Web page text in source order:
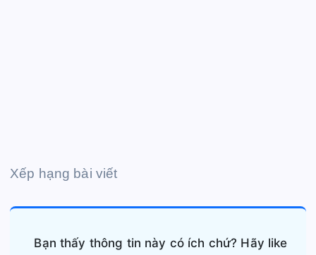
Xếp hạng bài viết
Bạn thấy thông tin này có ích chứ? Hãy like